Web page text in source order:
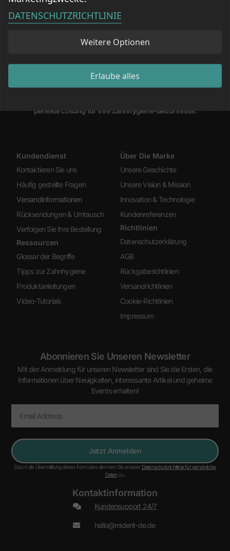
Willkommen in der miDent-Familie!Wir sind hier, um Zahnpflege für
gesundes Zahnfleisch und ein strahlendes Lächeln zu erhalten.
perfekte Lösung für Ihre Zahnhygiene-Bedürfnisse.
Kundendienst
Kontaktieren Sie uns
Häufig gestellte Fragen
Versandinformationen
Rücksendungen & Umtausch
Verfolgen Sie Ihre Bestellung
Ressourcen
Glossar der Begriffe
Tipps zur Zahnhygiene
Produktanleitungen
Video-Tutorials
Über Die Marke
Unsere Geschichte
Unsere Vision & Mission
Innovation & Technologie
Kundenreferenzen
Richtlinien
Datenschutzerklärung
AGB
Rückgaberichtlinien
Versandrichtlinien
Cookie-Richtlinien
Impressum
Abonnieren Sie Unseren Newsletter
Mit der Anmeldung für unseren Newsletter sind Sie die Ersten, die
Informationen über Neuigkeiten, interessante Artikel und geheime
Events erhalten!
Jetzt Anmelden
Durch die Übermittlung dieses Formulars stimmen Sie unserer Datenschutzrichtlinie für persönliche
Daten zu.
Kontaktinformation
Kundensupport 24/7
hallo@mident-de.de
DATENSCHUTZRICHTLINIE
Weitere Optionen
Erlaube alles